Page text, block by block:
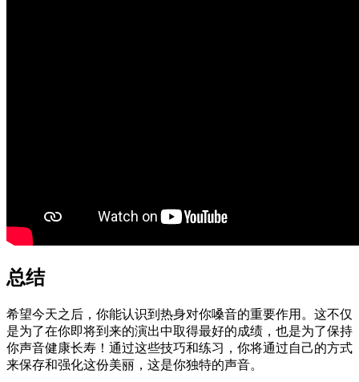
总结
希望今天之后，你能认识到热身对你嗓音的重要作用。这不仅
是为了在你即将到来的演出中取得最好的成绩，也是为了保持
你声音健康长寿！通过这些技巧和练习，你将通过自己的方式
来保存和强化这份美丽，这是你独特的声音。